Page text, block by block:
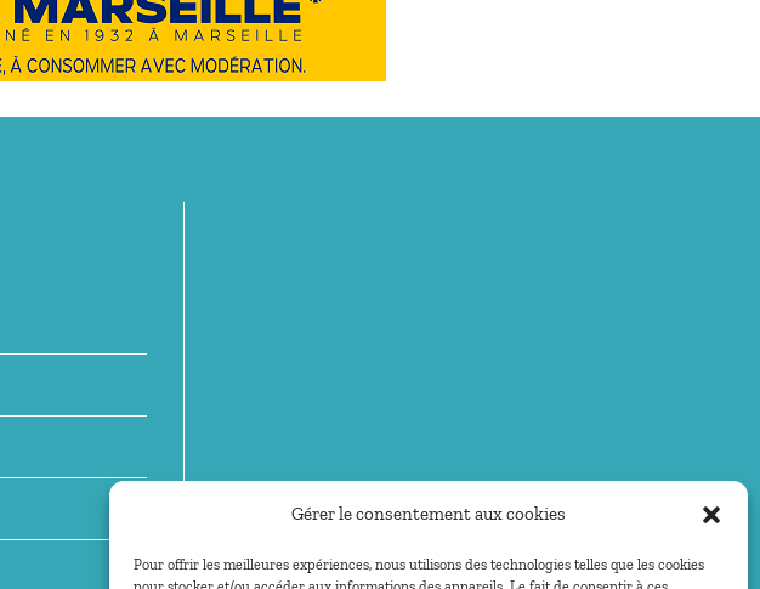
Gérer le consentement aux cookies
Pour offrir les meilleures expériences, nous utilisons des technologies telles que les cookies